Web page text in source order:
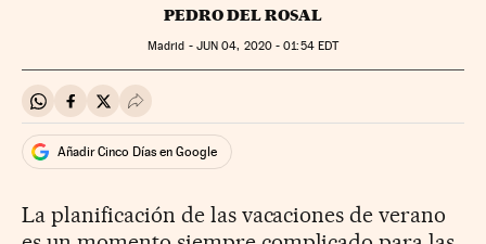
PEDRO DEL ROSAL
Madrid - JUN 04, 2020 - 01:54EDT
Compartir en Whatsapp
Compartir en Facebook
Compartir en Twitter
Desplegar Redes Sociales
Añadir Cinco Días en Google
La planificación de las vacaciones de verano